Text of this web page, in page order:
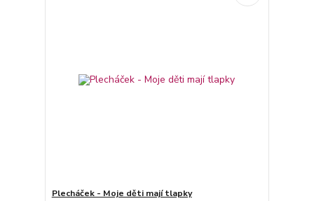
Plecháček - Moje děti mají tlapky